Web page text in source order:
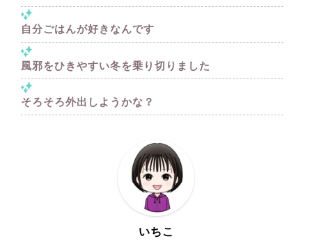
自分ごはんが好きなんです
風邪をひきやすい冬を乗り切りました
そろそろ外出しようかな？
いちこ